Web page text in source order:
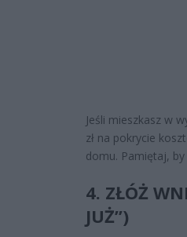
Jeśli mieszkasz w
zł na pokrycie
domu. Pamiętaj,
4. ZŁÓŻ
JUŻ”)